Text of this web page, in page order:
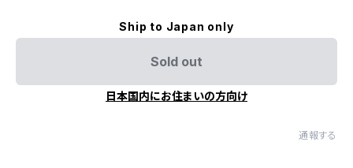
Ship to Japan only
Sold out
日本国内にお住まいの方向け
通報する